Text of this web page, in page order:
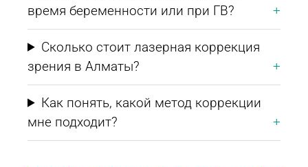
время беременности или при ГВ?
Сколько стоит лазерная коррекция
зрения в Алматы?
Как понять, какой метод коррекции
мне подходит?